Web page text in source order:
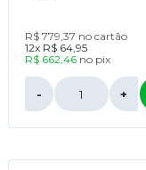
R$ 779,37 no cartão
12x R$ 64,95
R$ 662,46 no pix
- +